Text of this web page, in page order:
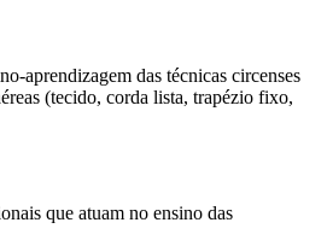
aprendizagem das técnicas circenses
(tecido, corda lista, trapézio fixo,
que atuam no ensino das